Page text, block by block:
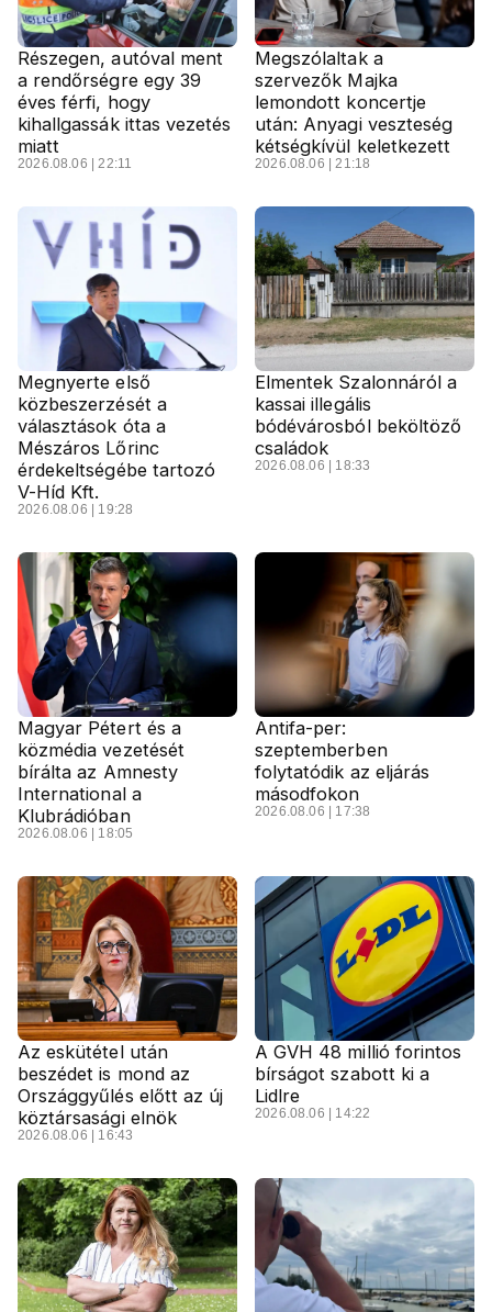
Részegen, autóval ment
a rendőrségre egy 39
éves férfi, hogy
kihallgassák ittas vezetés
miatt
2026.08.06 | 22:11
Megszólaltak a
szervezők Majka
lemondott koncertje
után: Anyagi veszteség
kétségkívül keletkezett
2026.08.06 | 21:18
Megnyerte első
közbeszerzését a
választások óta a
Mészáros Lőrinc
érdekeltségébe tartozó
V-Híd Kft.
2026.08.06 | 19:28
Elmentek Szalonnáról a
kassai illegális
bódévárosból beköltöző
családok
2026.08.06 | 18:33
Magyar Pétert és a
közmédia vezetését
bírálta az Amnesty
International a
Klubrádióban
2026.08.06 | 18:05
Antifa-per:
szeptemberben
folytatódik az eljárás
másodfokon
2026.08.06 | 17:38
Az eskütétel után
beszédet is mond az
Országgyűlés előtt az új
köztársasági elnök
2026.08.06 | 16:43
A GVH 48 millió forintos
bírságot szabott ki a
Lidlre
2026.08.06 | 14:22